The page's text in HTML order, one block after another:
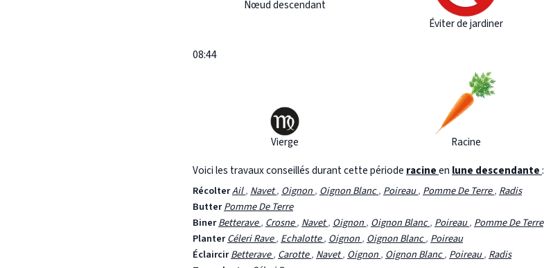
Nœud descendant
Éviter de jardiner
08:44
Vierge Racine
Voici les travaux conseillés durant cette période racineen lune descendante:
RécolterAil, Navet, Oignon, Oignon Blanc, Poireau, Pomme De Terre, Radis
ButterPomme De Terre
BinerBetterave, Crosne, Navet, Oignon, Oignon Blanc, Poireau, Pomme De Terre
PlanterCéleri Rave, Echalotte, Oignon, Oignon Blanc, Poireau
ÉclaircirBetterave, Carotte, Navet, Oignon, Oignon Blanc, Poireau, Radis